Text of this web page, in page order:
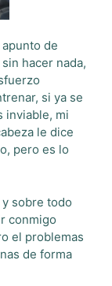
de
hacer nada,
si ya se
inviable, mi
le dice
pero es lo
sobre todo
conmigo
el problemas
de forma